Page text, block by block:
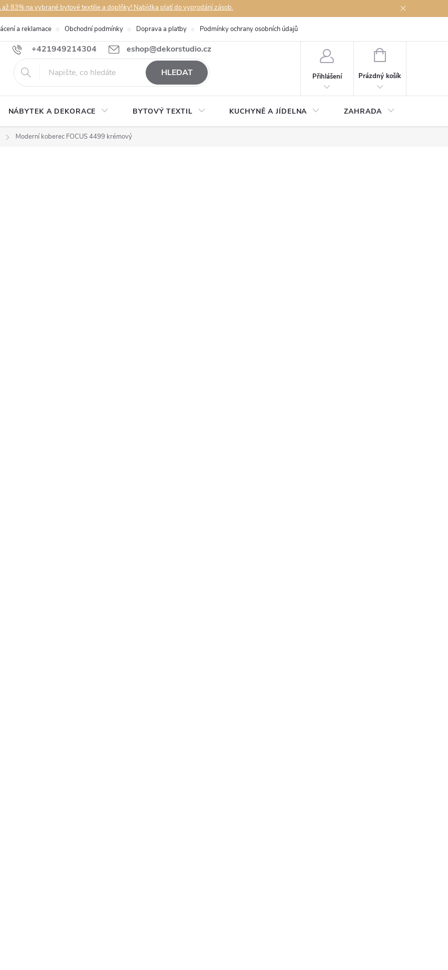
až 83% na vybrané bytové textilie a doplňky! Nabídka platí do vyprodání zásob.
+421949214304 eshop@dekorstudio.cz
a reklamace Obchodní podmínky Doprava a platby Podmínky ochrany osobních údajů
HLEDAT Přihlášení
NÁKUPNÍ
Prázdný košík
NÁBYTEK A DEKORACE BYTOVÝ TEXTIL KUCHYNĚ A JÍDELNA ZAHRADA
Moderní koberec FOCUS 4499 krémový